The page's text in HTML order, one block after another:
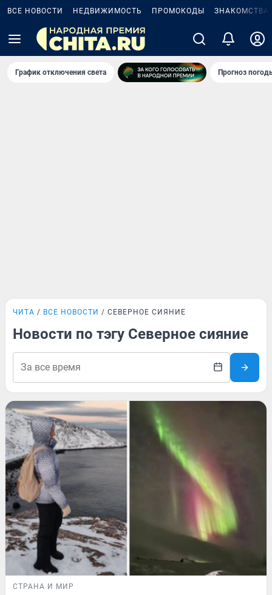
ВСЕ НОВОСТИ НЕДВИЖИМОСТЬ ПРОМОКОДЫ ЗНАКОМСТВА
График отключения света Прогноз
ЧИТА ВСЕ НОВОСТИ СЕВЕРНОЕ СИЯНИЕ
Новости по тэгу Северное сияние
СТРАНА И МИР